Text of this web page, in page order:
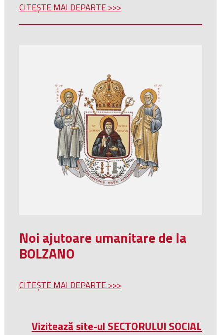
CITEȘTE MAI DEPARTE >>>
Noi ajutoare umanitare de la
BOLZANO
CITEȘTE MAI DEPARTE >>>
Vizitează site-ul SECTORULUI SOCIAL